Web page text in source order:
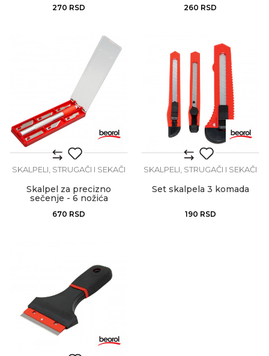
270 RSD 260 RSD
SKALPELI, STRUGAČI I SEKAČI
Skalpel za precizno
sečenje - 6 nožića
670 RSD
SKALPELI, STRUGAČI I SEKAČI
Set skalpela 3 komada
190 RSD